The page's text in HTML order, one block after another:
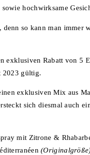
hochwirksame
so kann man immer
exklusiven Rabatt von 5
2023 gültig.
exklusiven Mix aus
sich diesmal auch
mit Zitrone &